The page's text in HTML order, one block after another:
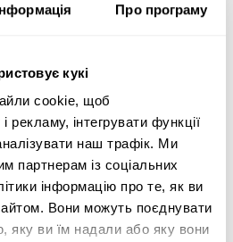
Про програму
кукі
cookie, щоб
рекламу, інтегрувати функції
наш трафік. Ми
партнерам із соціальних
інформацію про те, як ви
Вони можуть поєднувати
яку ви їм надали або яку вони
DORA ми дозволяємо
платформу з повною
надійним управлінням,
безперервності
— залишайтеся
та відповідними до вимог.